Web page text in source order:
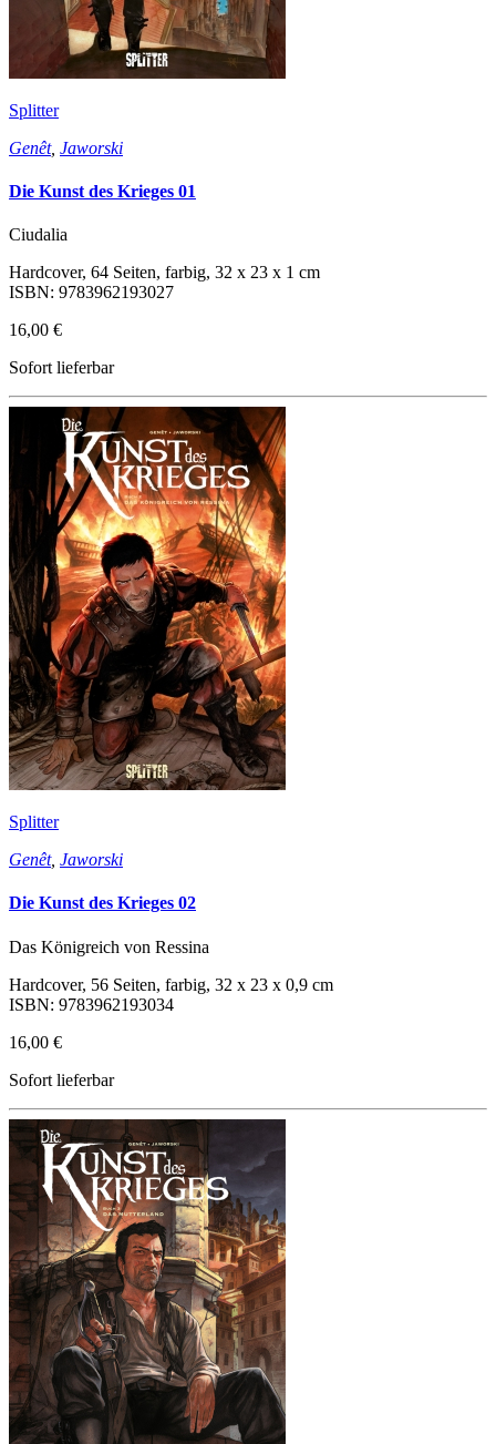
Splitter
Genêt, Jaworski
Die Kunst des Krieges 01
Ciudalia
Hardcover, 64 Seiten, farbig, 32 x 23 x 1 cm
ISBN: 9783962193027
16,00 €
Sofort lieferbar
Splitter
Genêt, Jaworski
Die Kunst des Krieges 02
Das Königreich von Ressina
Hardcover, 56 Seiten, farbig, 32 x 23 x 0,9 cm
ISBN: 9783962193034
16,00 €
Sofort lieferbar